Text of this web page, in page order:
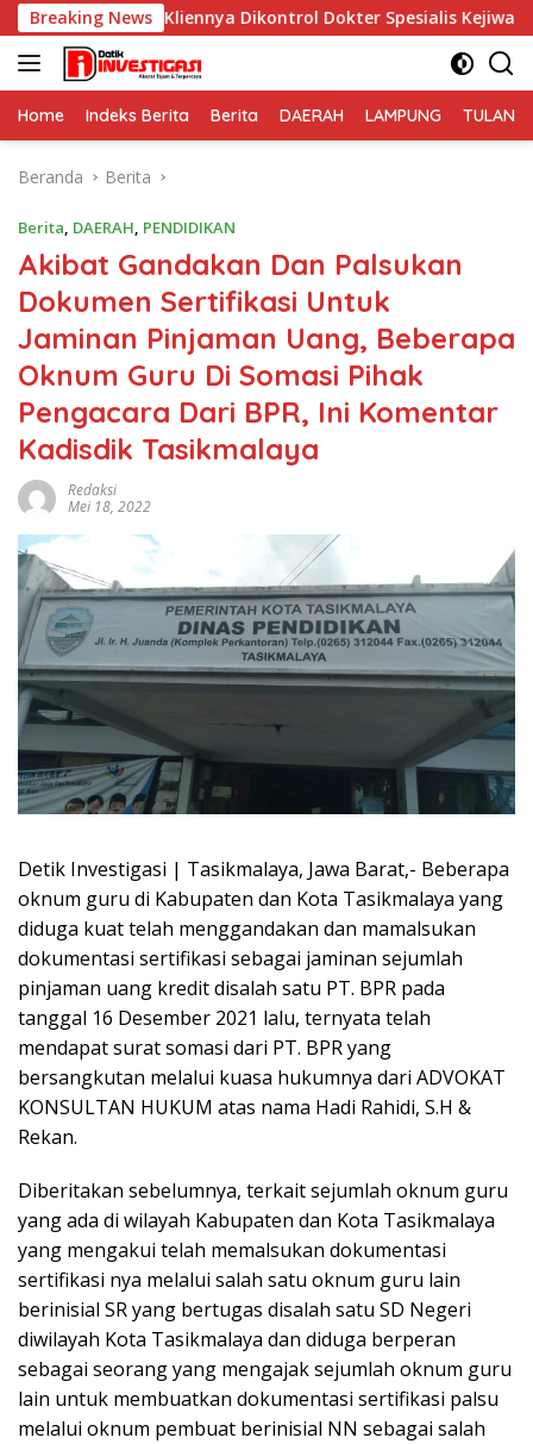
Langsung
ke
konten
Breaking News
Dikontrol Dokter Spesialis Kejiwaan
Home Indeks Berita Berita DAERAH LAMPUNG TULANG
Beranda Berita
Berita, DAERAH, PENDIDIKAN
Akibat Gandakan Dan Palsukan
Dokumen Sertifikasi Untuk
Jaminan Pinjaman Uang, Beberapa
Oknum Guru Di Somasi Pihak
Pengacara Dari BPR, Ini Komentar
Kadisdik Tasikmalaya
Redaksi
Mei 18, 2022
Detik Investigasi | Tasikmalaya, Jawa Barat,- Beberapa
oknum guru di Kabupaten dan Kota Tasikmalaya yang
diduga kuat telah menggandakan dan mamalsukan
dokumentasi sertifikasi sebagai jaminan sejumlah
pinjaman uang kredit disalah satu PT. BPR pada
tanggal 16 Desember 2021 lalu, ternyata telah
mendapat surat somasi dari PT. BPR yang
bersangkutan melalui kuasa hukumnya dari ADVOKAT
KONSULTAN HUKUM atas nama Hadi Rahidi, S.H &
Rekan.
Diberitakan sebelumnya, terkait sejumlah oknum guru
yang ada di wilayah Kabupaten dan Kota Tasikmalaya
yang mengakui telah memalsukan dokumentasi
sertifikasi nya melalui salah satu oknum guru lain
berinisial SR yang bertugas disalah satu SD Negeri
diwilayah Kota Tasikmalaya dan diduga berperan
sebagai seorang yang mengajak sejumlah oknum guru
lain untuk membuatkan dokumentasi sertifikasi palsu
melalui oknum pembuat berinisial NN sebagai salah